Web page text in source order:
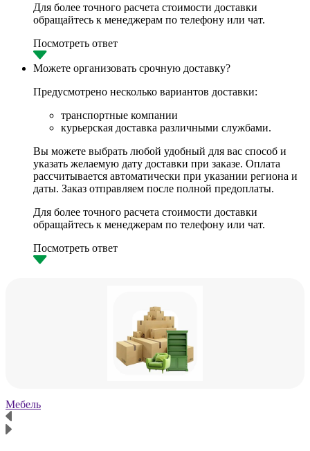
Для более точного расчета стоимости доставки
обращайтесь к менеджерам по телефону или чат.
Посмотреть ответ
Можете организовать срочную доставку?
Предусмотрено несколько вариантов доставки:
транспортные компании
курьерская доставка различными службами.
Вы можете выбрать любой удобный для вас способ и
указать желаемую дату доставки при заказе. Оплата
рассчитывается автоматически при указании региона и
даты. Заказ отправляем после полной предоплаты.
Для более точного расчета стоимости доставки
обращайтесь к менеджерам по телефону или чат.
Посмотреть ответ
Мебель